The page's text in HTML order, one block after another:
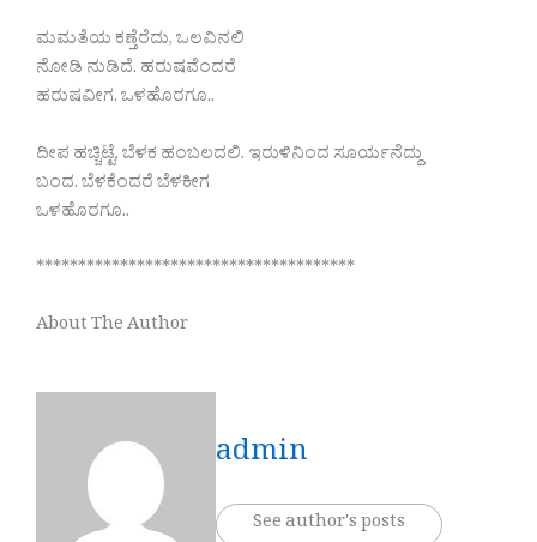
ಮಮತೆಯ ಕಣ್ತೆರೆದು, ಒಲವಿನಲಿ
ನೋಡಿ ನುಡಿದೆ. ಹರುಷವೆಂದರೆ
ಹರುಷವೀಗ. ಒಳಹೊರಗೂ..
ದೀಪ ಹಚ್ಚಿಟ್ಟೆ, ಬೆಳಕ ಹಂಬಲದಲಿ. ಇರುಳಿನಿಂದ ಸೂರ್ಯನೆದ್ದು
ಬಂದ. ಬೆಳಕೆಂದರೆ ಬೆಳಕೀಗ
ಒಳಹೊರಗೂ..
**************************************
About The Author
admin
See author's posts